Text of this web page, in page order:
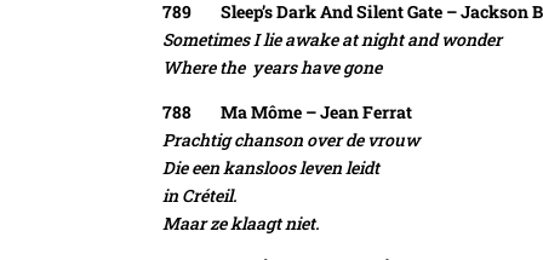
789 Sleep’s Dark And Silent Gate – Jackson
Sometimes I lie awake at night and wonder
Where the years have gone
788 Ma Môme – Jean Ferrat
Prachtig chanson over de vrouw
Die een kansloos leven leidt
in Créteil.
Maar ze klaagt niet.